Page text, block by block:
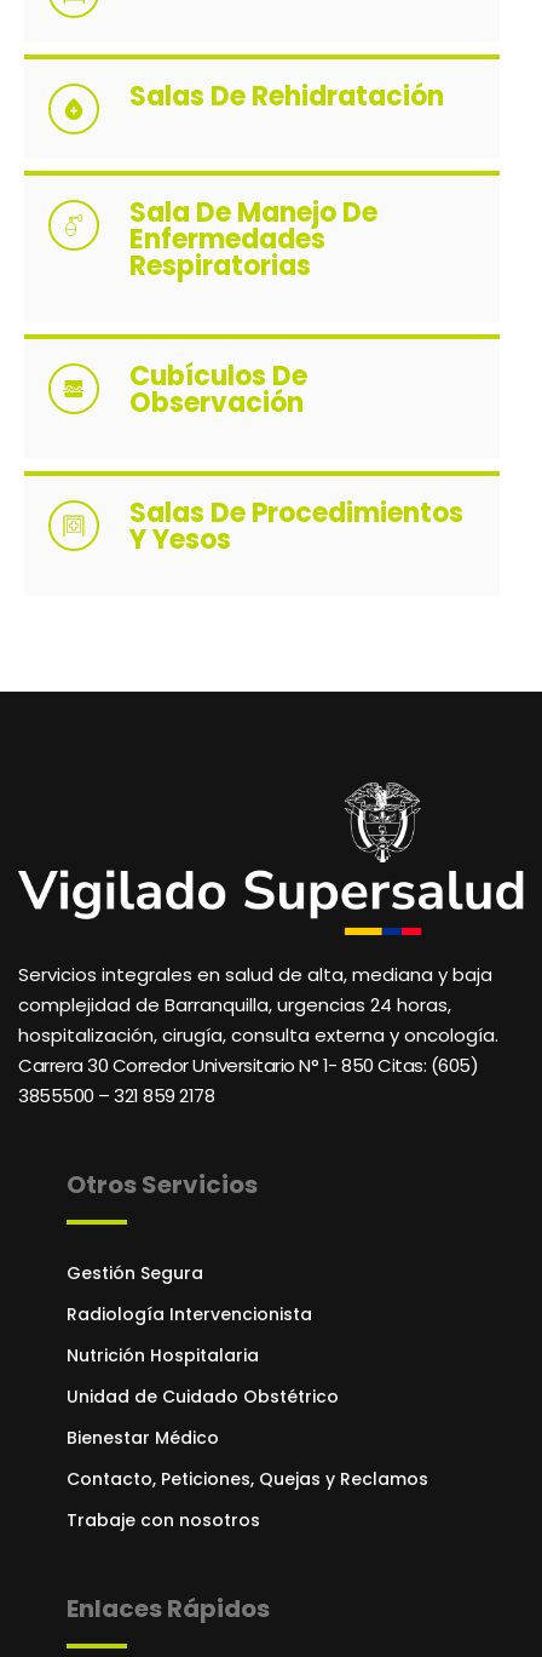
Salas De Rehidratación
Sala De Manejo De
Enfermedades
Respiratorias
Cubículos De
Observación
Salas De Procedimientos
Y Yesos
Servicios integrales en salud de alta, mediana y baja
complejidad de Barranquilla, urgencias 24 horas,
hospitalización, cirugía, consulta externa y oncología.
Carrera 30 Corredor Universitario N° 1- 850 Citas: (605)
3855500 – 321 859 2178
Otros Servicios
Gestión Segura
Radiología Intervencionista
Nutrición Hospitalaria
Unidad de Cuidado Obstétrico
Bienestar Médico
Contacto, Peticiones, Quejas y Reclamos
Trabaje con nosotros
Enlaces Rápidos